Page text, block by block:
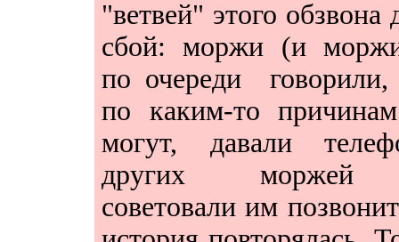
"ветвей" этого обзвона
сбой: моржи (и
по очереди говорили,
по каким-то
могут, давали
других
советовали им